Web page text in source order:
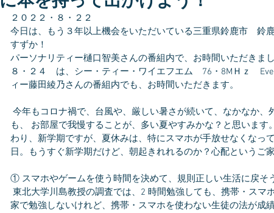
２０２２・８・２２
今日は、もう３年以上機会をいただいている三重県鈴鹿市　鈴
すずか！
パーソナリティー樋口智美さんの番組内で、お時間いただきまし
８・２４　は、シー・ティー・ワイエフエム　76・8МＨｚ　
ィー藤田綾乃さんの番組内でも、お時間いただきます。
も、 お部屋で我慢することが、多い夏やすみかな？と思います
わり、新学期ですが、夏休みは、特にスマホが手放せなくなっ
日。もうすぐ新学期だけど、朝起きれれるのか？心配というご
① スマホやゲームを使う時間を決めて、規則正しい生活に戻そ
家で勉強しないけれど、携帯・スマホを使わない生徒の法が成